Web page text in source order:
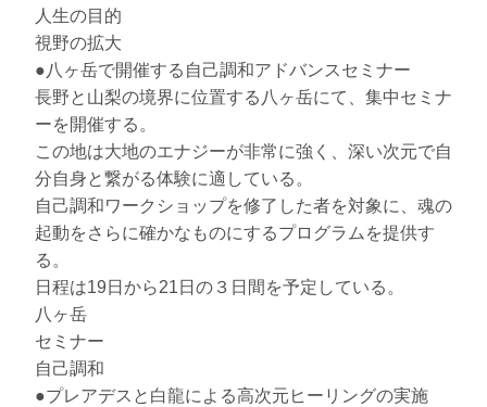
人生の目的
視野の拡大
●八ヶ岳で開催する自己調和アドバンスセミナー
長野と山梨の境界に位置する八ヶ岳にて、集中セミナ
ーを開催する。
この地は大地のエナジーが非常に強く、深い次元で自
分自身と繋がる体験に適している。
自己調和ワークショップを修了した者を対象に、魂の
起動をさらに確かなものにするプログラムを提供す
る。
日程は19日から21日の３日間を予定している。
八ヶ岳
セミナー
自己調和
●プレアデスと白龍による高次元ヒーリングの実施